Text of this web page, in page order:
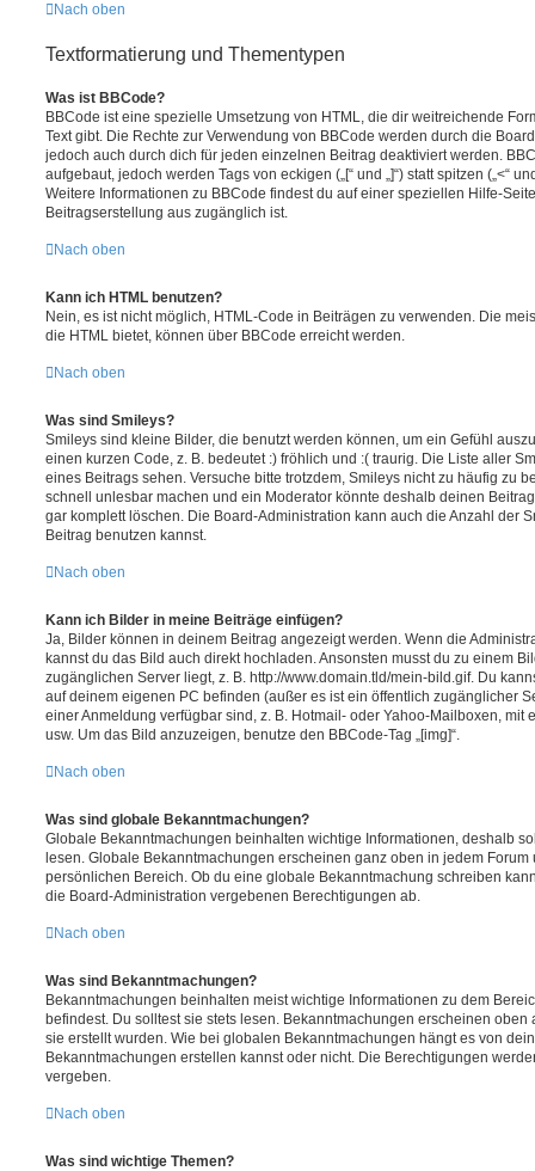
Nach oben
Textformatierung und Thementypen
Was ist BBCode?
BBCode ist eine spezielle Umsetzung von HTML, die dir weitreichende
Text gibt. Die Rechte zur Verwendung von BBCode werden durch die
jedoch auch durch dich für jeden einzelnen Beitrag deaktiviert werden.
aufgebaut, jedoch werden Tags von eckigen („[“ und „]“) statt spitzen („<“
Weitere Informationen zu BBCode findest du auf einer speziellen Hilfe-
Beitragserstellung aus zugänglich ist.
Nach oben
Kann ich HTML benutzen?
Nein, es ist nicht möglich, HTML-Code in Beiträgen zu verwenden. Die
die HTML bietet, können über BBCode erreicht werden.
Nach oben
Was sind Smileys?
Smileys sind kleine Bilder, die benutzt werden können, um ein Gefühl
einen kurzen Code, z. B. bedeutet :) fröhlich und :( traurig. Die Liste aller
eines Beitrags sehen. Versuche bitte trotzdem, Smileys nicht zu häufig zu
schnell unlesbar machen und ein Moderator könnte deshalb deinen
gar komplett löschen. Die Board-Administration kann auch die Anzahl der
Beitrag benutzen kannst.
Nach oben
Kann ich Bilder in meine Beiträge einfügen?
Ja, Bilder können in deinem Beitrag angezeigt werden. Wenn die
kannst du das Bild auch direkt hochladen. Ansonsten musst du zu einem
zugänglichen Server liegt, z. B. http://www.domain.tld/mein-bild.gif. Du
auf deinem eigenen PC befinden (außer es ist ein öffentlich zugänglicher
einer Anmeldung verfügbar sind, z. B. Hotmail- oder Yahoo-Mailboxen, mit
usw. Um das Bild anzuzeigen, benutze den BBCode-Tag „[img]“.
Nach oben
Was sind globale Bekanntmachungen?
Globale Bekanntmachungen beinhalten wichtige Informationen, deshalb
lesen. Globale Bekanntmachungen erscheinen ganz oben in jedem
persönlichen Bereich. Ob du eine globale Bekanntmachung schreiben
die Board-Administration vergebenen Berechtigungen ab.
Nach oben
Was sind Bekanntmachungen?
Bekanntmachungen beinhalten meist wichtige Informationen zu dem
befindest. Du solltest sie stets lesen. Bekanntmachungen erscheinen oben
sie erstellt wurden. Wie bei globalen Bekanntmachungen hängt es von
Bekanntmachungen erstellen kannst oder nicht. Die Berechtigungen
vergeben.
Nach oben
Was sind wichtige Themen?